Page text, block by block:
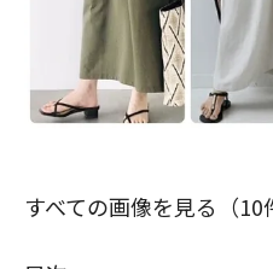
すべての画像を見る（10